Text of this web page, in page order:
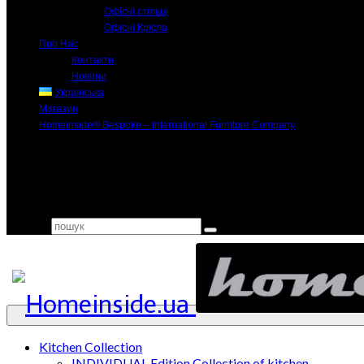
Офісні стільці
Офісні Крісла
Про Нас
Контакти
Новини
Українська
Магазин
Homeinside® Bespoke – International Furniture Company
Kitchen Collection